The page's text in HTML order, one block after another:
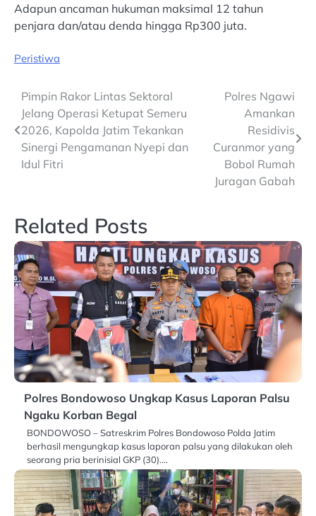
Adapun ancaman hukuman maksimal 12 tahun
penjara dan/atau denda hingga Rp300 juta.
Peristiwa
Post
navigation
Pimpin Rakor Lintas Sektoral
Jelang Operasi Ketupat Semeru
2026, Kapolda Jatim Tekankan
Sinergi Pengamanan Nyepi dan
Idul Fitri
Polres Ngawi
Amankan
Residivis
Curanmor yang
Bobol Rumah
Juragan Gabah
Related Posts
Polres Bondowoso Ungkap Kasus Laporan Palsu
Ngaku Korban Begal
BONDOWOSO – Satreskrim Polres Bondowoso Polda Jatim
berhasil mengungkap kasus laporan palsu yang dilakukan oleh
seorang pria berinisial GKP (30).…